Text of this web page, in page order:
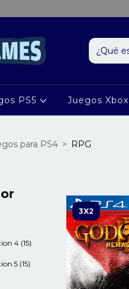
PS5 Juegos Xbox
para PS4 > RPG
4 (15)
5 (15)
3X2